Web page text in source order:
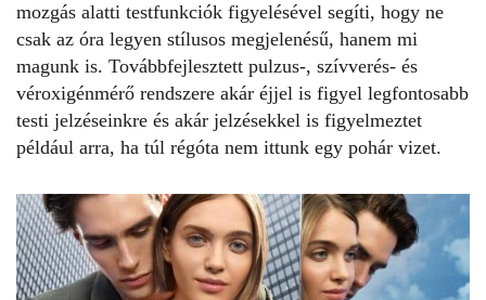
mozgás alatti testfunkciók figyelésével segíti, hogy ne
csak az óra legyen stílusos megjelenésű, hanem mi
magunk is. Továbbfejlesztett pulzus-, szívverés- és
véroxigénmérő rendszere akár éjjel is figyel legfontosabb
testi jelzéseinkre és akár jelzésekkel is figyelmeztet
például arra, ha túl régóta nem ittunk egy pohár vizet.